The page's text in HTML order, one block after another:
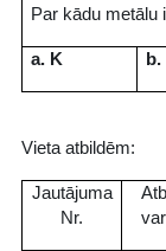
Par kādu metālu
a. K
Vieta atbildēm:
Jautājuma
Nr.